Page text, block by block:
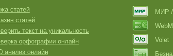
статей
статей
текст на уникальность
орфографии онлайн
анализ онлайн
МИР
Volet